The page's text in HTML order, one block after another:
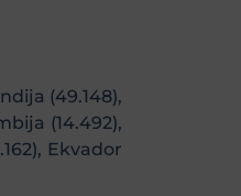
(49.148),
(14.492),
Ekvador